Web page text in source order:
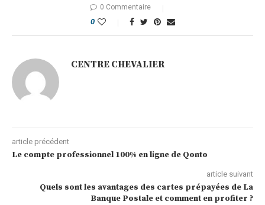
0 Commentaire
0
CENTRE CHEVALIER
article précédent
Le compte professionnel 100% en ligne de Qonto
article suivant
Quels sont les avantages des cartes prépayées de La
Banque Postale et comment en profiter ?